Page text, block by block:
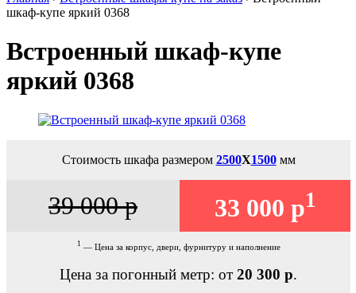
шкаф-купе яркий 0368
Встроенный шкаф-купе
яркий 0368
Стоимость шкафа размером 2500Х1500мм
39 000 р 33 000 р1
1 — Цена за корпус, двери, фурнитуру и наполнение
Цена за погонный метр: от 20 300 р.